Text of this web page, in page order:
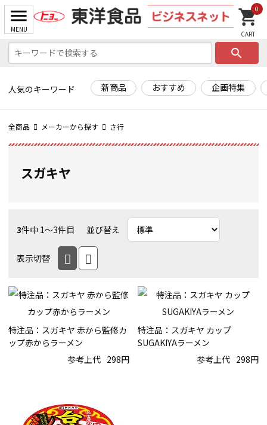
search
人気のキーワード 新商品 おすすめ 企画特集
0
全商品 メーカーから探す さ行
スガキヤ
3件中 1〜3件目 並び替え
表示切替
特注品：スガキヤ 赤から監修カ
ップ赤からラーメン
参考上代 298円
特注品：スガキヤ カップ
SUGAKIYAラーメン
参考上代 298円